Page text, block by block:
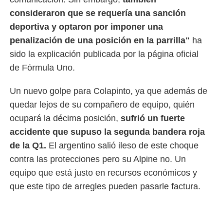
utilizar
crear un
uso de
medir el
de la
de
a través
de
de
de
consideraron que se requería una sanción
deportiva y optaron por imponer una
penalización de una posición en la parrilla" ha
sido la explicación publicada por la página oficial
de Fórmula Uno.
Un nuevo golpe para Colapinto, ya que además de
quedar lejos de su compañero de equipo, quién
ocupará la décima posición, sufrió un fuerte
accidente que supuso la segunda bandera roja
de la Q1. El argentino salió ileso de este choque
contra las protecciones pero su Alpine no. Un
equipo que está justo en recursos económicos y
que este tipo de arregles pueden pasarle factura.